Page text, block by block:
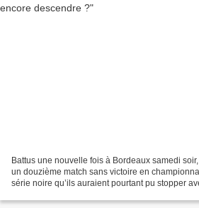
Battus une nouvelle fois à Bordeaux samedi
un douzième match sans victoire en
série noire qu’ils auraient pourtant pu stopper